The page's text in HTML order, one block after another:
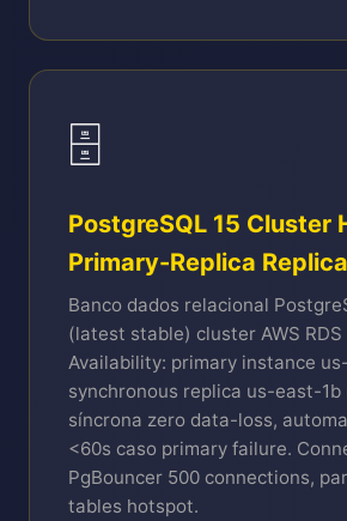
🗄️
PostgreSQL 15 Cluster
Primary-Replica
Banco dados relacional
(latest stable) cluster AWS
Availability: primary instance
synchronous replica us-east-1b
síncrona zero data-loss,
<60s caso primary failure.
PgBouncer 500 connections,
tables hotspot.